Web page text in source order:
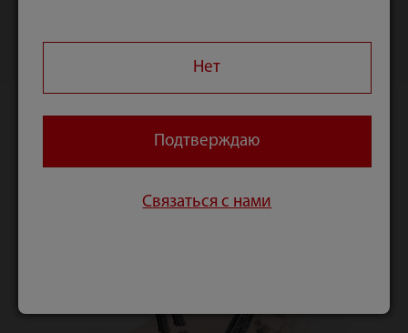
обеспечивают прочную, стабильную и
Нет
Подтверждаю
Связаться с нами